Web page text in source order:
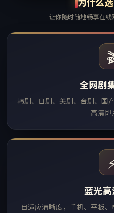
让你随时随地畅享在
全网剧
韩剧、日剧、美剧、台剧、国
高清即
蓝光
自适应清晰度，手机、平板